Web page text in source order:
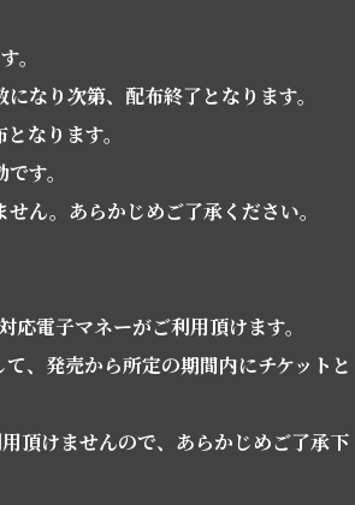
。
なり次第、配布終了となります。
なります。
す。
ん。あらかじめご了承ください。
電子マネーがご利用頂けます。
、発売から所定の期間内にチケットと
頂けませんので、あらかじめご了承下